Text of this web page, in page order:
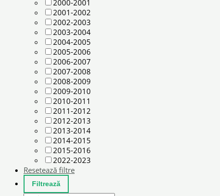
2000-2001
2001-2002
2002-2003
2003-2004
2004-2005
2005-2006
2006-2007
2007-2008
2008-2009
2009-2010
2010-2011
2011-2012
2012-2013
2013-2014
2014-2015
2015-2016
2022-2023
Resetează filtre